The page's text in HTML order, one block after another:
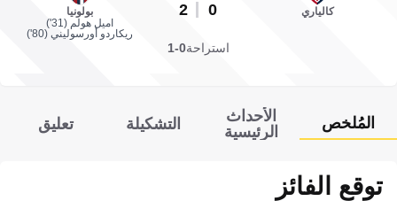
كالياري 0
2
بولونيا
اميل هولم (31')
ريكاردو أورسوليني (80')
استراحة0-1
المُلخص
الأحداث
الرئيسية
التشكيلة تعليق
توقع الفائز